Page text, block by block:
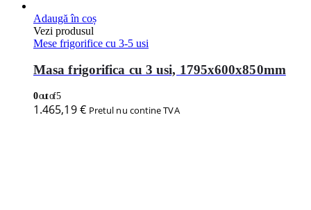
Adaugă în coș
Vezi produsul
Mese frigorifice cu 3-5 usi
Masa frigorifica cu 3 usi, 1795x600x850mm
0out of 5
1.465,19€ Pretul nu contine TVA